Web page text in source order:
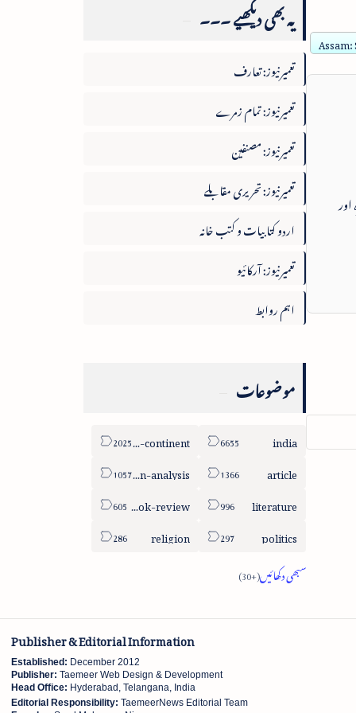
یہ بھی دیکھیے ۔۔۔
تعمیرنیوز: تعارف
تعمیرنیوز: تمام زمرے
تعمیرنیوز: مصنفین
تعمیرنیوز: تحریری مقابلے
اردو کتابیات و کتب خانہ
تعمیرنیوز: آرکائیو
اہم روابط
موضوعات
india
sub-continent
article
column-analysis
literature
book-review
politics
religion
Publisher & Editorial Information
Established: December 2012
Publisher: Taemeer Web Design & Development
Head Office: Hyderabad, Telangana, India
Editorial Responsibility: TaemeerNews Editorial Team